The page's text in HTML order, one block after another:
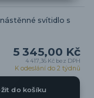
svítidlo s
5 345,00 Kč
4 417,36 Kč bez DPH
K odeslání do 2 týdnů
do košíku